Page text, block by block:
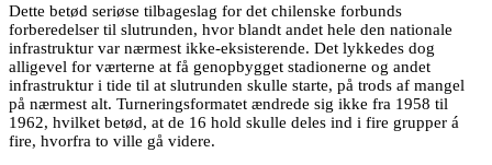
Dette betød seriøse tilbageslag for det chilenske forbunds
forberedelser til slutrunden, hvor blandt andet hele den nationale
infrastruktur var nærmest ikke-eksisterende. Det lykkedes dog
alligevel for værterne at få genopbygget stadionerne og andet
infrastruktur i tide til at slutrunden skulle starte, på trods af mangel
på nærmest alt. Turneringsformatet ændrede sig ikke fra 1958 til
1962, hvilket betød, at de 16 hold skulle deles ind i fire grupper á
fire, hvorfra to ville gå videre.